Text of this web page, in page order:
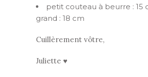
petit couteau à beurre : 15
grand : 18 cm
Cuillèrement vôtre,
Juliette ♥